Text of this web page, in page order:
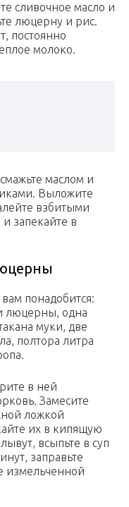
сливочное масло и
люцерну и рис.
постоянно
молоко.
маслом и
Выложите
взбитыми
запекайте в
понадобится:
люцерны, одна
муки, две
полтора литра
в ней
Замесите
ложкой
их в кипящую
всыпьте в суп
заправьте
измельченной